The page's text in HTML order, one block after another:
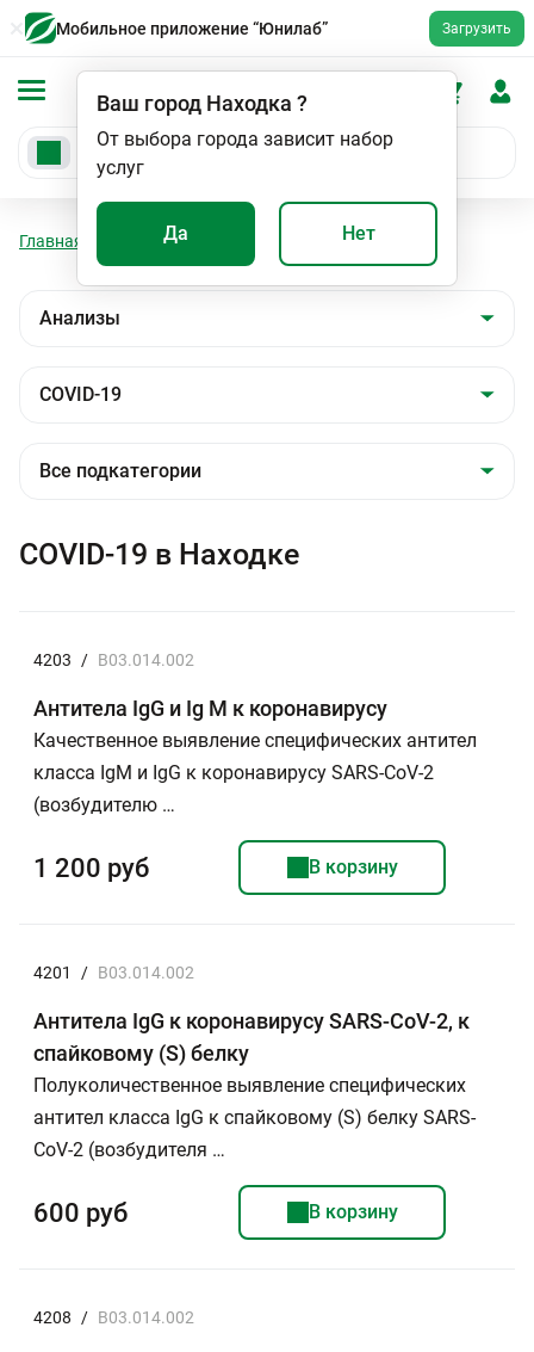
Мобильное приложение “Юнилаб” Загрузить
Ваш город Находка ?
От выбора города зависит набор
услуг
Да Нет
Главная Анализы COVID-19
COVID-19 в Находке
4203 / B03.014.002
Антитела IgG и Ig M к коронавирусу
Качественное выявление специфических антител
класса IgМ и IgG к коронавирусу SARS-CoV-2
(возбудителю …
1 200 руб В корзину
4201 / B03.014.002
Антитела IgG к коронавирусу SARS-CoV-2, к
спайковому (S) белку
Полуколичественное выявление специфических
антител класса IgG к спайковому (S) белку SARS-
CoV-2 (возбудителя …
600 руб В корзину
4208 / B03.014.002